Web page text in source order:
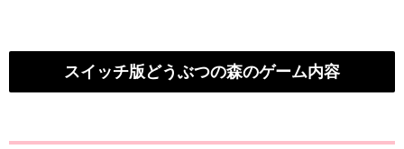
スイッチ版どうぶつの森のゲーム内容